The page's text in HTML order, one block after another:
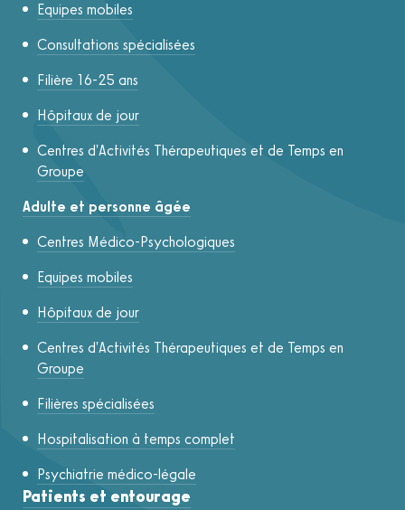
Equipes mobiles
Consultations spécialisées
Filière 16-25 ans
Hôpitaux de jour
Centres d'Activités Thérapeutiques et de Temps en
Groupe
Adulte et personne âgée
Centres Médico-Psychologiques
Equipes mobiles
Hôpitaux de jour
Centres d'Activités Thérapeutiques et de Temps en
Groupe
Filières spécialisées
Hospitalisation à temps complet
Psychiatrie médico-légale
Patients et entourage